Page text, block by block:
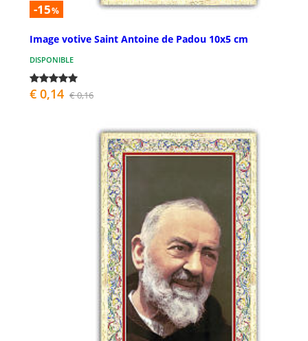
-15%
Image votive Saint Antoine de Padou 10x5 cm
DISPONIBLE
€ 0,14 € 0,16